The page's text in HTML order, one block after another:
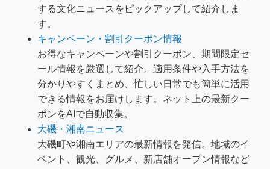
する文化ニュースをピックアップして紹介しま
す。
キャンペーン・割引クーポン情報
お得なキャンペーンや割引クーポン、期間限定セ
ール情報を厳選して紹介。適用条件や入手方法を
分かりやすくまとめ、忙しい日常でも簡単に活用
できる情報をお届けします。ネット上の最新クー
ポンをAIで自動収集。
大磯・湘南ニュース
大磯町や湘南エリアの最新情報を発信。地域のイ
ベント、観光、グルメ、新店舗オープン情報など